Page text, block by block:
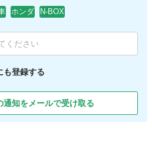
ホンダ N-BOX
も登録する
通知をメールで受け取る